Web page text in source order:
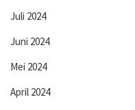
Juli 2024
Juni 2024
Mei 2024
April 2024